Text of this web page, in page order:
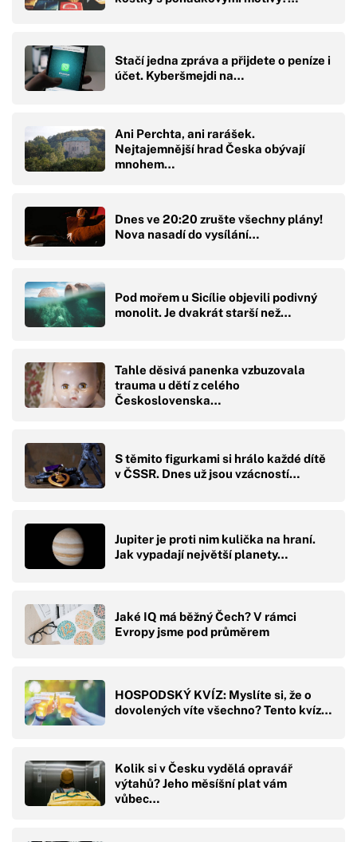
Stačí jedna zpráva a přijdete o peníze i
účet. Kyberšmejdi na…
Ani Perchta, ani rarášek.
Nejtajemnější hrad Česka obývají
mnohem…
Dnes ve 20:20 zrušte všechny plány!
Nova nasadí do vysílání…
Pod mořem u Sicílie objevili podivný
monolit. Je dvakrát starší než…
Tahle děsivá panenka vzbuzovala
trauma u dětí z celého
Československa…
S těmito figurkami si hrálo každé dítě
v ČSSR. Dnes už jsou vzácností…
Jupiter je proti nim kulička na hraní.
Jak vypadají největší planety…
Jaké IQ má běžný Čech? V rámci
Evropy jsme pod průměrem
HOSPODSKÝ KVÍZ: Myslíte si, že o
dovolených víte všechno? Tento kvíz…
Kolik si v Česku vydělá opravář
výtahů? Jeho měsíšní plat vám
vůbec…